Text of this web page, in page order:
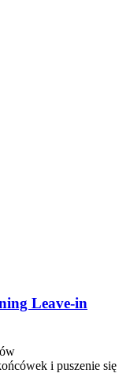
Leave-​in
i puszenie się